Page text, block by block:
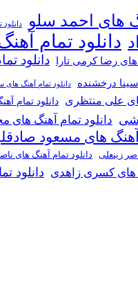
های احمد سلو
دانلود تمام
رضا کرمی تارا دانلود
درخشنده دانلود تمام آهنگ های
علی منتظری دانلود تمام
دانلود تمام آهنگ های
آهنگ های مسعود
زینعلی دانلود تمام آهنگ های
های کسری زاهدی دانلود